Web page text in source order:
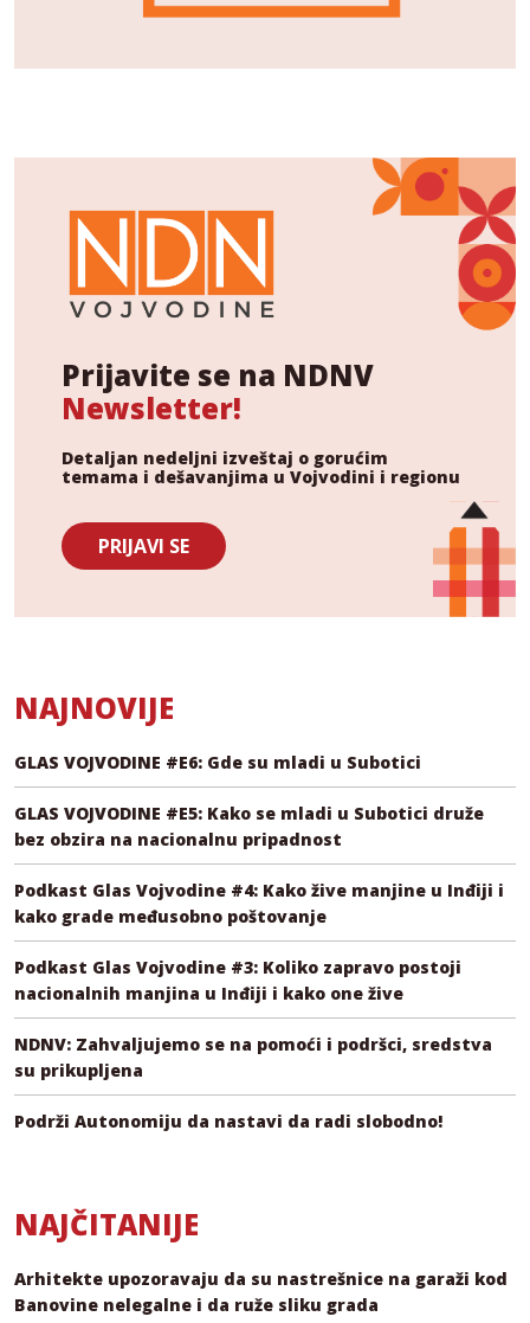
Prijavite se na NDNV
Newsletter!
Detaljan nedeljni izveštaj o gorućim
temama i dešavanjima u Vojvodini i regionu
PRIJAVI SE
NAJNOVIJE
GLAS VOJVODINE #E6: Gde su mladi u Subotici
GLAS VOJVODINE #E5: Kako se mladi u Subotici druže
bez obzira na nacionalnu pripadnost
Podkast Glas Vojvodine #4: Kako žive manjine u Inđiji i
kako grade međusobno poštovanje
Podkast Glas Vojvodine #3: Koliko zapravo postoji
nacionalnih manjina u Inđiji i kako one žive
NDNV: Zahvaljujemo se na pomoći i podršci, sredstva
su prikupljena
Podrži Autonomiju da nastavi da radi slobodno!
NAJČITANIJE
Arhitekte upozoravaju da su nastrešnice na garaži kod
Banovine nelegalne i da ruže sliku grada